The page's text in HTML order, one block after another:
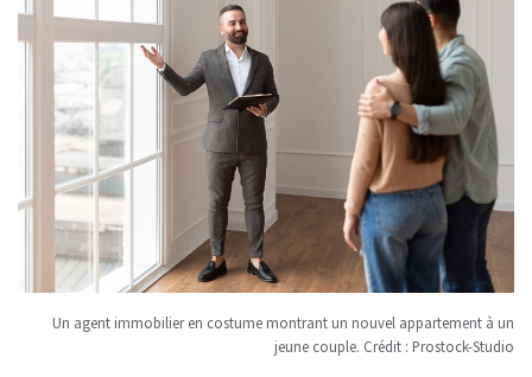
Un agent immobilier en costume montrant un nouvel appartement à un
jeune couple. Crédit : Prostock-Studio